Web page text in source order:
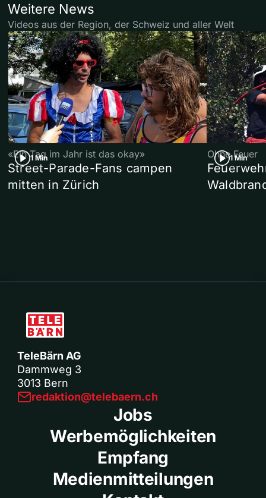
Weitere News
Videos aus der Region, der Schweiz und aller Welt
1 Min
«Ein Tag im Jahr ist das okay»
Street-Parade-Fans campen
mitten in Zürich
1 Min
Ohne Feuer
TeleBärn AG
Dammweg 3
3013 Bern
redaktion@telebaern.ch
Jobs
Werbemöglichkeiten
Empfang
Medienmitteilungen